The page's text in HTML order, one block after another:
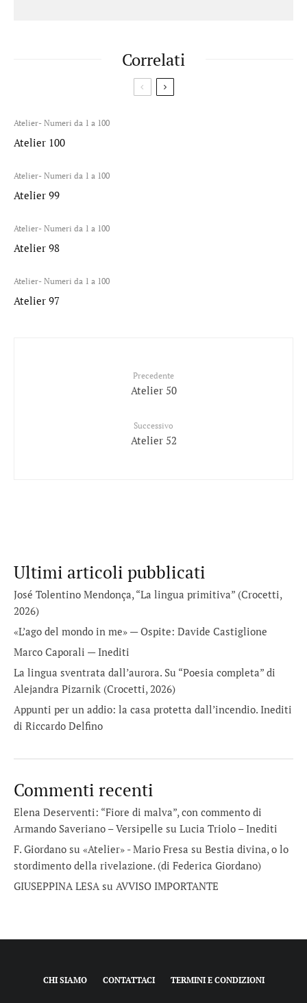
Correlati
Atelier- Numeri da 1 a 100
Atelier 100
Atelier- Numeri da 1 a 100
Atelier 99
Atelier- Numeri da 1 a 100
Atelier 98
Atelier- Numeri da 1 a 100
Atelier 97
Precedente
Atelier 50
Successivo
Atelier 52
Ultimi articoli pubblicati
José Tolentino Mendonça, “La lingua primitiva” (Crocetti,
2026)
«L’ago del mondo in me» — Ospite: Davide Castiglione
Marco Caporali — Inediti
La lingua sventrata dall’aurora. Su “Poesia completa” di
Alejandra Pizarnik (Crocetti, 2026)
Appunti per un addio: la casa protetta dall’incendio. Inediti
di Riccardo Delfino
Commenti recenti
Elena Deserventi: “Fiore di malva”, con commento di
Armando Saveriano – Versipelle su Lucia Triolo – Inediti
F. Giordano su «Atelier» - Mario Fresa su Bestia divina, o lo
stordimento della rivelazione. (di Federica Giordano)
GIUSEPPINA LESA su AVVISO IMPORTANTE
CHI SIAMO CONTATTACI TERMINI E CONDIZIONI